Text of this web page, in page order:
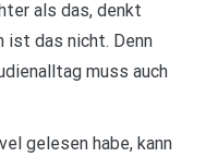
als das, denkt
ist das nicht. Denn
muss auch
gelesen habe, kann